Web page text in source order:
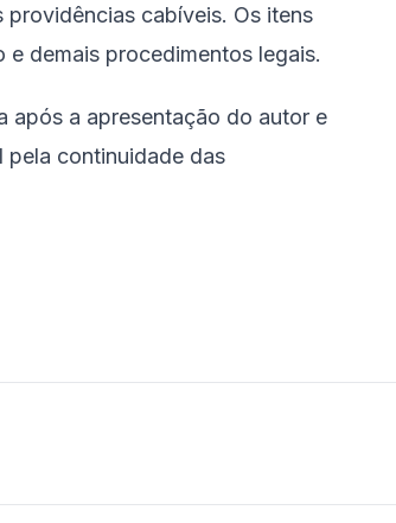
cabíveis. Os itens
demais procedimentos legais.
após a apresentação do autor e
pela continuidade das